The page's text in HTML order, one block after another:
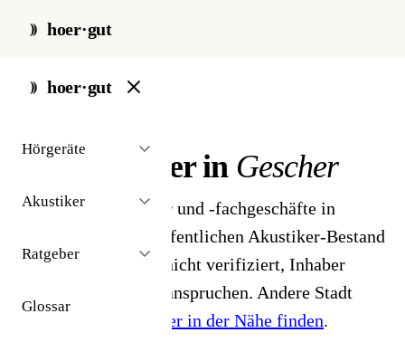
hoer·gut
hoer·gut
Hörgeräte
Akustiker
Ratgeber
Glossar
start / akustiker / gescher
Hörakustiker in Gescher
1 Hörgeräteakustiker und -fachgeschäfte in
Gescher. Aus dem öffentlichen Akustiker-Bestand
2026 - Profile noch nicht verifiziert, Inhaber
können ihr Profil beanspruchen. Andere Stadt
Hörakustiker in der Nähe finden.